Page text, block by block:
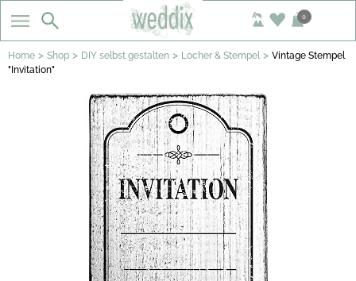
0
Home > Shop > DIY selbst gestalten > Locher & Stempel > Vintage Stempel
"Invitation"